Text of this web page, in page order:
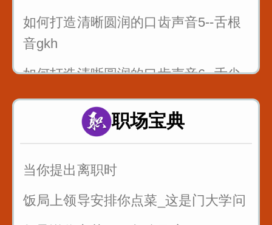
如何打造清晰圆润的口齿声音5--舌根
音gkh
如何打造清晰圆润的口齿声音6--舌尖
前后音zcszhchshr
4_舌面音jqx_漆匠和锡匠
职场宝典
当你提出离职时
饭局上领导安排你点菜_这是门大学问